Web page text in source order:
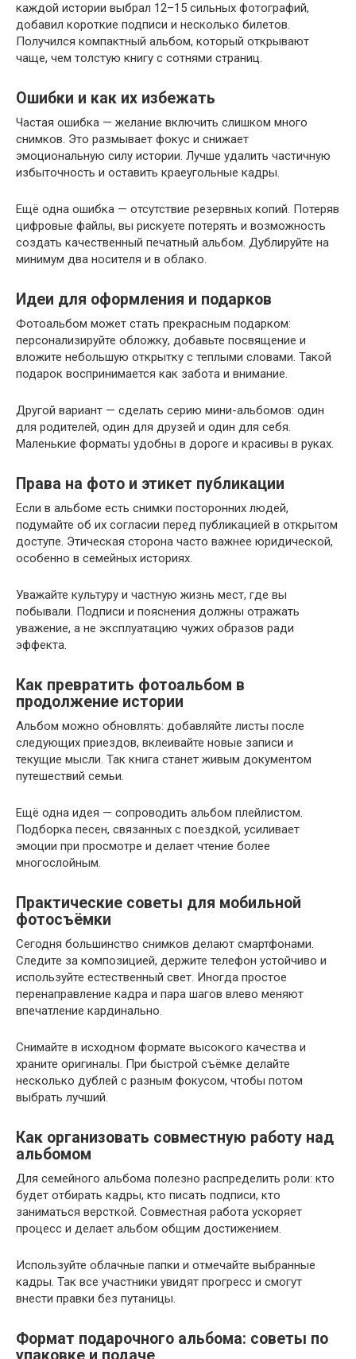
каждой истории выбрал 12–15 сильных фотографий,
добавил короткие подписи и несколько билетов.
Получился компактный альбом, который открывают
чаще, чем толстую книгу с сотнями страниц.
Ошибки и как их избежать
Частая ошибка — желание включить слишком много
снимков. Это размывает фокус и снижает
эмоциональную силу истории. Лучше удалить частичную
избыточность и оставить краеугольные кадры.
Ещё одна ошибка — отсутствие резервных копий. Потеряв
цифровые файлы, вы рискуете потерять и возможность
создать качественный печатный альбом. Дублируйте на
минимум два носителя и в облако.
Идеи для оформления и подарков
Фотоальбом может стать прекрасным подарком:
персонализируйте обложку, добавьте посвящение и
вложите небольшую открытку с теплыми словами. Такой
подарок воспринимается как забота и внимание.
Другой вариант — сделать серию мини-альбомов: один
для родителей, один для друзей и один для себя.
Маленькие форматы удобны в дороге и красивы в руках.
Права на фото и этикет публикации
Если в альбоме есть снимки посторонних людей,
подумайте об их согласии перед публикацией в открытом
доступе. Этическая сторона часто важнее юридической,
особенно в семейных историях.
Уважайте культуру и частную жизнь мест, где вы
побывали. Подписи и пояснения должны отражать
уважение, а не эксплуатацию чужих образов ради
эффекта.
Как превратить фотоальбом в
продолжение истории
Альбом можно обновлять: добавляйте листы после
следующих приездов, вклеивайте новые записи и
текущие мысли. Так книга станет живым документом
путешествий семьи.
Ещё одна идея — сопроводить альбом плейлистом.
Подборка песен, связанных с поездкой, усиливает
эмоции при просмотре и делает чтение более
многослойным.
Практические советы для мобильной
фотосъёмки
Сегодня большинство снимков делают смартфонами.
Следите за композицией, держите телефон устойчиво и
используйте естественный свет. Иногда простое
перенаправление кадра и пара шагов влево меняют
впечатление кардинально.
Снимайте в исходном формате высокого качества и
храните оригиналы. При быстрой съёмке делайте
несколько дублей с разным фокусом, чтобы потом
выбрать лучший.
Как организовать совместную работу над
альбомом
Для семейного альбома полезно распределить роли: кто
будет отбирать кадры, кто писать подписи, кто
заниматься версткой. Совместная работа ускоряет
процесс и делает альбом общим достижением.
Используйте облачные папки и отмечайте выбранные
кадры. Так все участники увидят прогресс и смогут
внести правки без путаницы.
Формат подарочного альбома: советы по